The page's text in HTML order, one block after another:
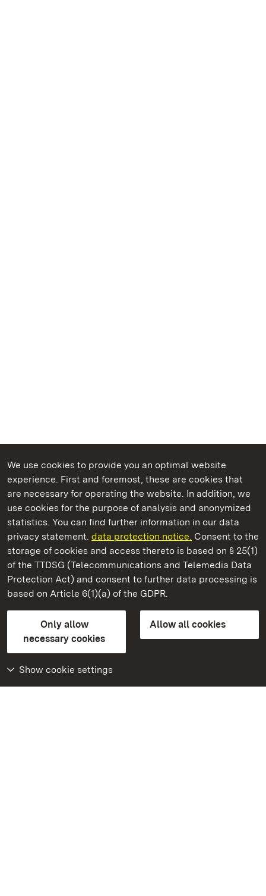
We use cookies to provide you an optimal website
experience. First and foremost, these are cookies that
are necessary for operating the website. In addition, we
use cookies for the purpose of analysis and anonymized
statistics. You can find further information in our data
privacy statement. data protection notice. Consent to the
storage of cookies and access thereto is based on § 25(1)
of the TTDSG (Telecommunications and Telemedia Data
Protection Act) and consent to further data processing is
based on Article 6(1)(a) of the GDPR.
Only allow
necessary cookies
Allow all cookies
Show cookie settings
State Palaces and Gardens of Baden-Wuerttemberg
Staatliche Schlösser und Gärten Baden‑Württemberg
State Palaces and Gardens of Baden-Wuerttemberg
Contact usFAQMasthead
Declaration on barrier-free access
BITV-konform (geprüfte Seiten)